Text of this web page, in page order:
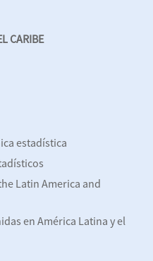
CARIBE
estadística
Latin America and
en América Latina y el